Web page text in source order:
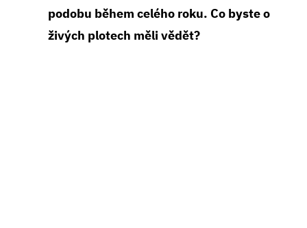
podobu během celého roku. Co byste o
živých plotech měli vědět?